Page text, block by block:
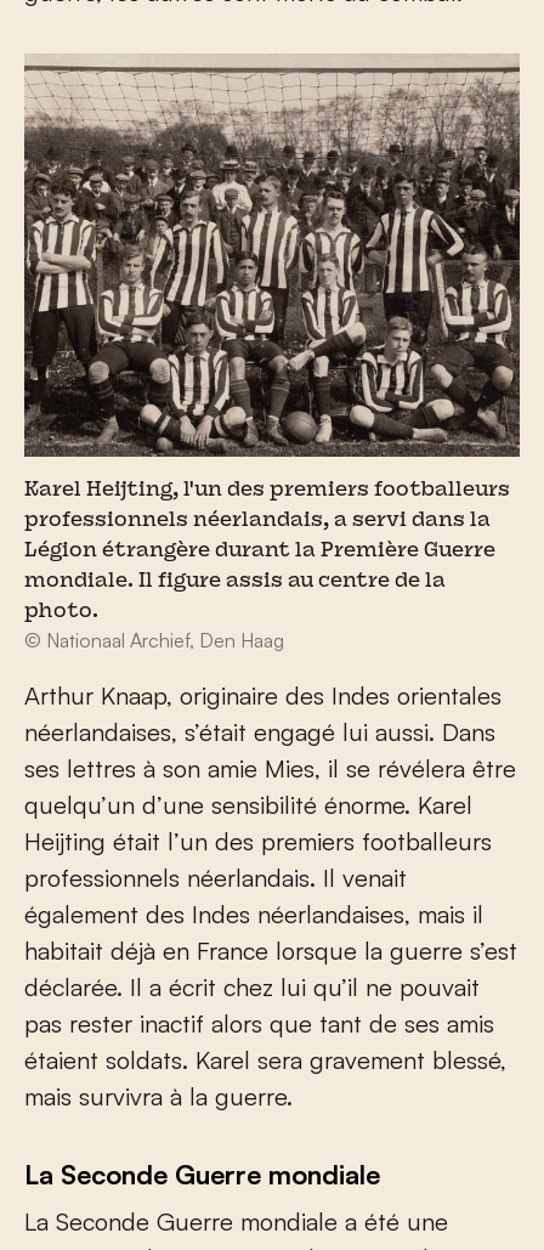
Karel Heijting, l'un des premiers footballeurs
professionnels néerlandais, a servi dans la
Légion étrangère durant la Première Guerre
mondiale. Il figure assis au centre de la
photo.
© Nationaal Archief, Den Haag
Arthur Knaap, originaire des Indes orientales
néerlandaises, s’était engagé lui aussi. Dans
ses lettres à son amie Mies, il se révélera être
quelqu’un d’une sensibilité énorme. Karel
Heijting était l’un des premiers footballeurs
professionnels néerlandais. Il venait
également des Indes néerlandaises, mais il
habitait déjà en France lorsque la guerre s’est
déclarée. Il a écrit chez lui qu’il ne pouvait
pas rester inactif alors que tant de ses amis
étaient soldats. Karel sera gravement blessé,
mais survivra à la guerre.
La Seconde Guerre mondiale
La Seconde Guerre mondiale a été une